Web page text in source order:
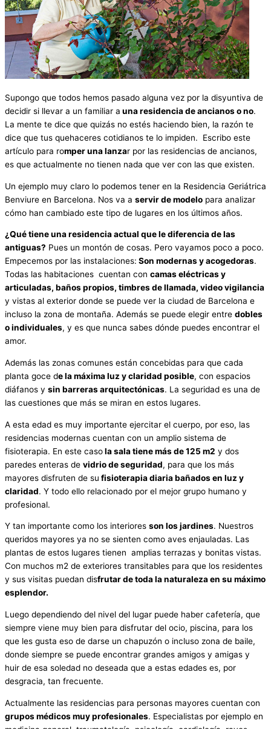
Supongo que todos hemos pasado alguna vez por la disyuntiva de
decidir si llevar a un familiar a una residencia de ancianos o no.
La mente te dice que quizás no estés haciendo bien, la razón te
dice que tus quehaceres cotidianos te lo impiden. Escribo este
artículo para romper una lanzar por las residencias de ancianos,
es que actualmente no tienen nada que ver con las que existen.
Un ejemplo muy claro lo podemos tener en la Residencia Geriátrica
Benviure en Barcelona. Nos va a servir de modelo para analizar
cómo han cambiado este tipo de lugares en los últimos años.
¿Qué tiene una residencia actual que le diferencia de las
antiguas? Pues un montón de cosas. Pero vayamos poco a poco.
Empecemos por las instalaciones: Son modernas y acogedoras.
Todas las habitaciones cuentan con camas eléctricas y
articuladas, baños propios, timbres de llamada, video vigilancia
y vistas al exterior donde se puede ver la ciudad de Barcelona e
incluso la zona de montaña. Además se puede elegir entre dobles
o individuales, y es que nunca sabes dónde puedes encontrar el
amor.
Además las zonas comunes están concebidas para que cada
planta goce de la máxima luz y claridad posible, con espacios
diáfanos y sin barreras arquitectónicas. La seguridad es una de
las cuestiones que más se miran en estos lugares.
A esta edad es muy importante ejercitar el cuerpo, por eso, las
residencias modernas cuentan con un amplio sistema de
fisioterapia. En este casola sala tiene más de 125 m2 y dos
paredes enteras de vidrio de seguridad, para que los más
mayores disfruten de su fisioterapia diaria bañados en luz y
claridad. Y todo ello relacionado por el mejor grupo humano y
profesional.
Y tan importante como los interiores son los jardines. Nuestros
queridos mayores ya no se sienten como aves enjauladas. Las
plantas de estos lugares tienen amplias terrazas y bonitas vistas.
Con muchos m2 de exteriores transitables para que los residentes
y sus visitas puedan disfrutar de toda la naturaleza en su máximo
esplendor.
Luego dependiendo del nivel del lugar puede haber cafetería, que
siempre viene muy bien para disfrutar del ocio, piscina, para los
que les gusta eso de darse un chapuzón o incluso zona de baile,
donde siempre se puede encontrar grandes amigos y amigas y
huir de esa soledad no deseada que a estas edades es, por
desgracia, tan frecuente.
Actualmente las residencias para personas mayores cuentan con
grupos médicos muy profesionales. Especialistas por ejemplo en